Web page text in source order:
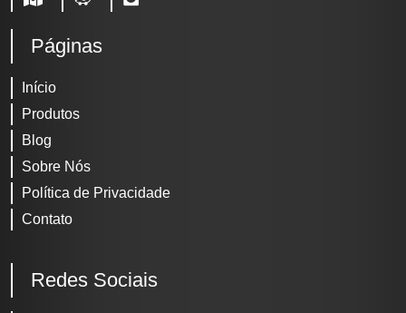
Páginas
Início
Produtos
Blog
Sobre Nós
Política de Privacidade
Contato
Redes Sociais